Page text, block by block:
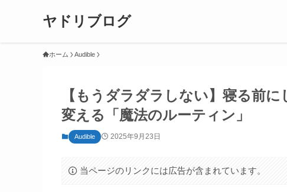
ヤドリブログ
ホーム Audible
【もうダラダラしない】寝る前
変える「魔法のルーティン」
Audible 2025年9月23日
当ページのリンクには広告が含まれています。